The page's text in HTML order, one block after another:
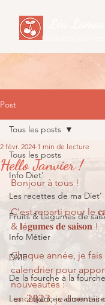
La diététicienne
Post
Tous les posts
Info Diet'
Les recettes de ma Diet'
Fruits & Légumes de
Info Métier
DME
De la fourche à la
Les croyances
Tous les posts
Hello Janvier !
2 févr. 2024 1 min de lecture
Bonjour à tous !
C'est reparti pour le
& 𝐥é𝐠𝐮𝐦𝐞𝐬 𝐝𝐞 𝐬𝐚𝐢𝐬𝐨𝐧 !
Chaque année, je
calendrier pour
nouveautés :
en 𝟚𝟘𝟚𝟛, je donnais